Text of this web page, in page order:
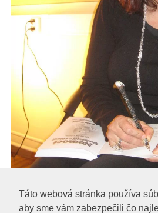
Táto webová stránka používa
aby sme vám zabezpečili čo